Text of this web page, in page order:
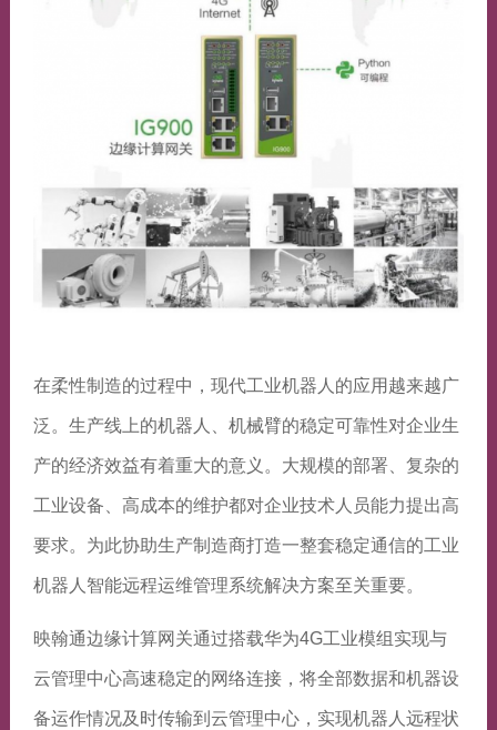
在柔性制造的过程中，现代工业机器人的应用越来越广
泛。生产线上的机器人、机械臂的稳定可靠性对企业生
产的经济效益有着重大的意义。大规模的部署、复杂的
工业设备、高成本的维护都对企业技术人员能力提出高
要求。为此协助生产制造商打造一整套稳定通信的工业
机器人智能远程运维管理系统解决方案至关重要。
映翰通边缘计算网关通过搭载华为4G工业模组实现与
云管理中心高速稳定的网络连接，将全部数据和机器设
备运作情况及时传输到云管理中心，实现机器人远程状